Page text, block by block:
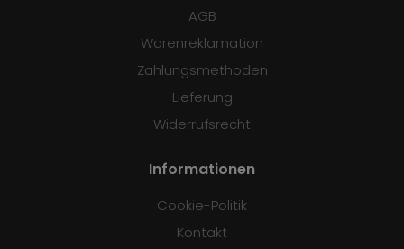
AGB
Warenreklamation
Zahlungsmethoden
Lieferung
Widerrufsrecht
Informationen
Cookie-Politik
Kontakt